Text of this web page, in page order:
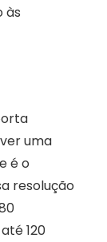
às
uma
é o
resolução
120